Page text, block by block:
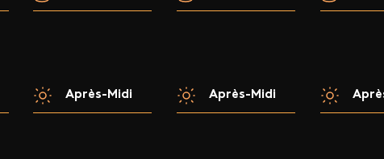
Après-Midi Après-Midi